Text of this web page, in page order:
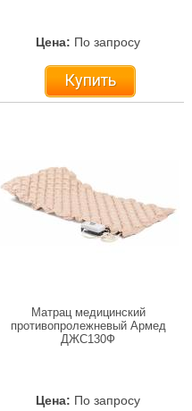
Цена: По запросу
Купить
Матрац медицинский
противопролежневый Армед
ДЖС130Ф
Цена: По запросу